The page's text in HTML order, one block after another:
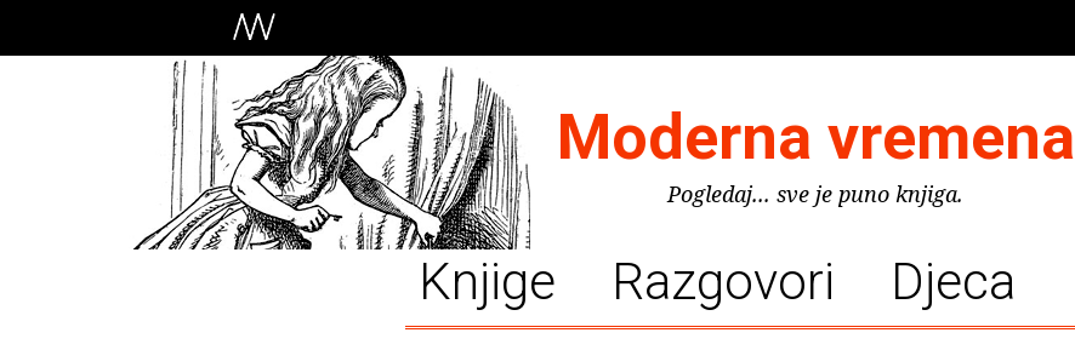
Moderna vremena
Pogledaj... sve je puno knjiga.
Knjige Razgovori Djeca